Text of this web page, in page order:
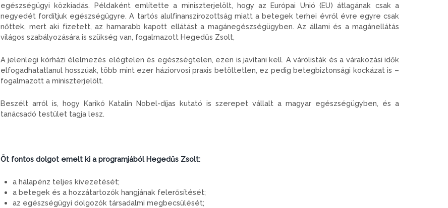
egészségügyi közkiadás. Példaként említette a miniszterjelölt, hogy az Európai Unió (EU) átlagának csak a
negyedét fordítjuk egészségügyre. A tartós alulfinanszírozottság miatt a betegek terhei évről évre egyre csak
nőttek, mert aki fizetett, az hamarabb kapott ellátást a magánegészségügyben. Az állami és a magánellátás
világos szabályozására is szükség van, fogalmazott Hegedűs Zsolt,
A jelenlegi kórházi élelmezés elégtelen és egészségtelen, ezen is javítani kell. A várólisták és a várakozási idők
elfogadhatatlanul hosszúak, több mint ezer háziorvosi praxis betöltetlen, ez pedig betegbiztonsági kockázat is –
fogalmazott a miniszterjelölt.
Beszélt arról is, hogy Karikó Katalin Nobel-díjas kutató is szerepet vállalt a magyar egészségügyben, és a
tanácsadó testület tagja lesz.
Öt fontos dolgot emelt ki a programjából Hegedűs Zsolt:
a hálapénz teljes kivezetését;
a betegek és a hozzátartozók hangjának felerősítését;
az egészségügyi dolgozók társadalmi megbecsülését;